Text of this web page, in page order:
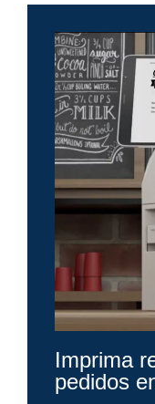
Imprima
pedidos